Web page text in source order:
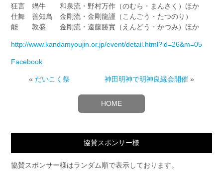
狂言 蝸牛 和泉流・野村万作（のむら・まんさく）ほか
仕舞 善知鳥 金剛流・金剛龍謹（こんごう・たつのり）
能 敦盛 金剛流・遠藤勝實（えんどう・かつみ）ほか
http://www.kandamyoujin.or.jp/event/detail.html?id=26&m=05
Facebook
« だいこく祭 神田明神で明神良縁会開催 »
HOME
協賛スポンサー様
協賛スポンサー様はランダム順で表示しております。